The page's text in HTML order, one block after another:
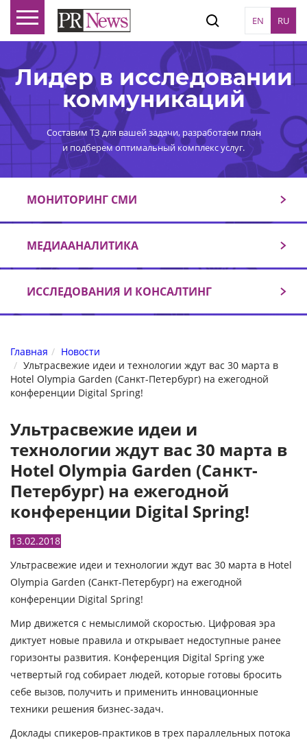
EN RU
Лидер в исследовании
коммуникаций
Составим ТЗ для вашей задачи, разработаем план
и подберем оптимальный комплекс услуг.
МОНИТОРИНГ СМИ
МЕДИААНАЛИТИКА
ИССЛЕДОВАНИЯ И КОНСАЛТИНГ
Главная
Новости
Ультрасвежие идеи и технологии ждут вас 30 марта в
Hotel Olympia Garden (Санкт-Петербург) на ежегодной
конференции Digital Spring!
Ультрасвежие идеи и
технологии ждут вас 30 марта в
Hotel Olympia Garden (Санкт-
Петербург) на ежегодной
конференции Digital Spring!
13.02.2018
Ультрасвежие идеи и технологии ждут вас 30 марта в Hotel
Olympia Garden (Санкт-Петербург) на ежегодной
конференции Digital Spring!
Мир движется с немыслимой скоростью. Цифровая эра
диктует новые правила и открывает недоступные ранее
горизонты развития. Конференция Digital Spring уже
четвертый год собирает людей, которые готовы бросить
себе вызов, получить и применить инновационные
техники решения бизнес-задач.
Доклады спикеров-практиков в трех параллельных потока